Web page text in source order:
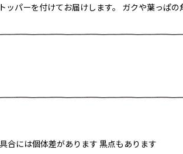
パーを付けてお届けします。 ガクや葉っぱ
合には個体差があります 黒点もあります